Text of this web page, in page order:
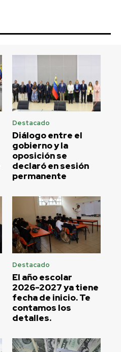
Destacado
Diálogo entre el
gobierno y la
oposición se
declaró en sesión
permanente
Destacado
El año escolar
2026-2027 ya tiene
fecha de inicio. Te
contamos los
detalles.